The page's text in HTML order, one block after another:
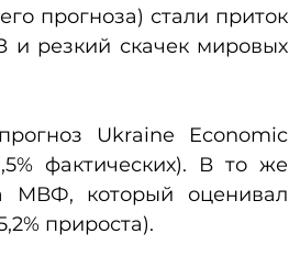
прогноза) стали приток
и резкий скачек мировых
Ukraine Economic
фактических). В то же
МВФ, который оценивал
прироста).